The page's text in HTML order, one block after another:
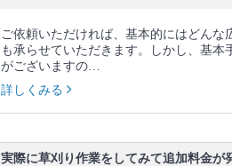
ご依頼いただければ、基本的にはどんな
も承らせていただきます。しかし、基本
がございますの…
詳しくみる
実際に草刈り作業をしてみて追加料金が